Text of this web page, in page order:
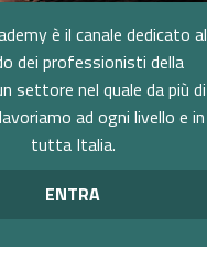
è il canale dedicato al
dei professionisti della
settore nel quale da più di
ad ogni livello e in
tutta Italia.
ENTRA